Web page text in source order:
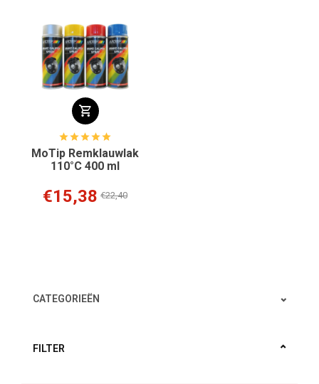
MoTip Remklauwlak
110°C 400 ml
€15,38 €22,40
CATEGORIEËN
FILTER